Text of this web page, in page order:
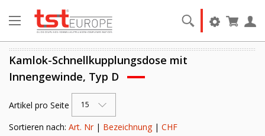
Kamlok-Schnellkupplungsdose mit
Innengewinde, Typ D
Artikel pro Seite 15
Sortieren nach: Art. Nr| Bezeichnung| CHF